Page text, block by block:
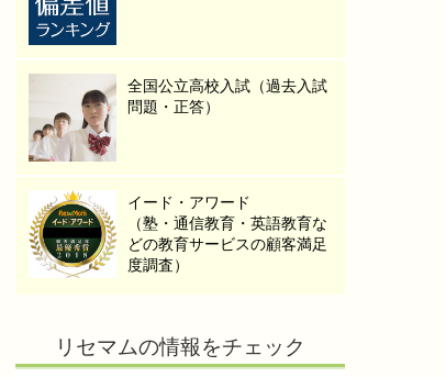
全国公立高校入試（過去入試
問題・正答）
イード・アワード
（塾・通信教育・英語教育な
どの教育サービスの顧客満足
度調査）
リセマムの情報をチェック